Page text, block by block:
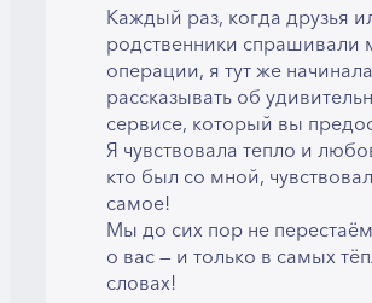
Каждый раз, когда друзья
родственники спрашивали
операции, я тут же начинала
рассказывать об
сервисе, который вы
Я чувствовала тепло и
кто был со мной,
самое!
Мы до сих пор не
о вас — и только в самых
словах!